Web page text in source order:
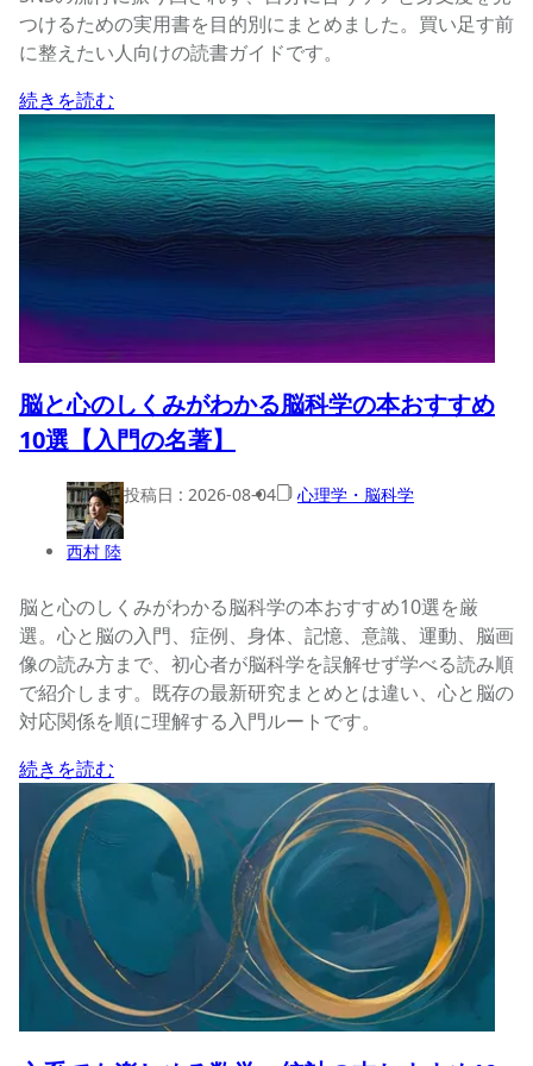
つけるための実用書を目的別にまとめました。買い足す前
に整えたい人向けの読書ガイドです。
続きを読む
脳と心のしくみがわかる脳科学の本おすすめ
10選【入門の名著】
西村 陸
投稿日 : 2026-08-04 心理学・脳科学
脳と心のしくみがわかる脳科学の本おすすめ10選を厳
選。心と脳の入門、症例、身体、記憶、意識、運動、脳画
像の読み方まで、初心者が脳科学を誤解せず学べる読み順
で紹介します。既存の最新研究まとめとは違い、心と脳の
対応関係を順に理解する入門ルートです。
続きを読む